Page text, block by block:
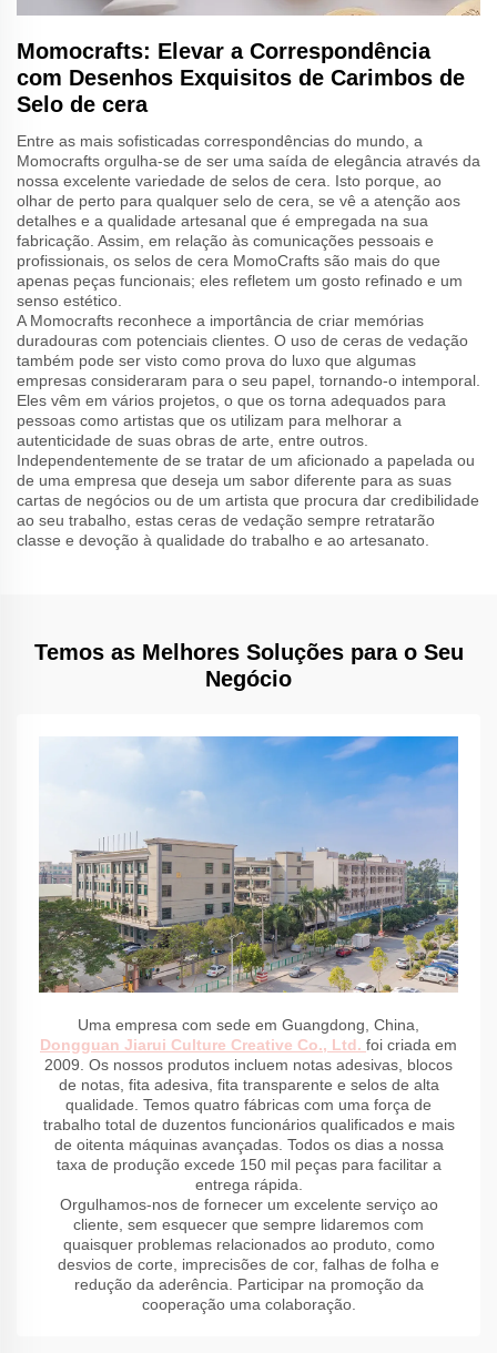
Momocrafts: Elevar a Correspondência
com Desenhos Exquisitos de Carimbos de
Selo de cera
Entre as mais sofisticadas correspondências do mundo, a
Momocrafts orgulha-se de ser uma saída de elegância através da
nossa excelente variedade de selos de cera. Isto porque, ao
olhar de perto para qualquer selo de cera, se vê a atenção aos
detalhes e a qualidade artesanal que é empregada na sua
fabricação. Assim, em relação às comunicações pessoais e
profissionais, os selos de cera MomoCrafts são mais do que
apenas peças funcionais; eles refletem um gosto refinado e um
senso estético.
A Momocrafts reconhece a importância de criar memórias
duradouras com potenciais clientes. O uso de ceras de vedação
também pode ser visto como prova do luxo que algumas
empresas consideraram para o seu papel, tornando-o intemporal.
Eles vêm em vários projetos, o que os torna adequados para
pessoas como artistas que os utilizam para melhorar a
autenticidade de suas obras de arte, entre outros.
Independentemente de se tratar de um aficionado a papelada ou
de uma empresa que deseja um sabor diferente para as suas
cartas de negócios ou de um artista que procura dar credibilidade
ao seu trabalho, estas ceras de vedação sempre retratarão
classe e devoção à qualidade do trabalho e ao artesanato.
Temos as Melhores Soluções para o Seu
Negócio
Uma empresa com sede em Guangdong, China,
Dongguan Jiarui Culture Creative Co., Ltd. foi criada em
2009. Os nossos produtos incluem notas adesivas, blocos
de notas, fita adesiva, fita transparente e selos de alta
qualidade. Temos quatro fábricas com uma força de
trabalho total de duzentos funcionários qualificados e mais
de oitenta máquinas avançadas. Todos os dias a nossa
taxa de produção excede 150 mil peças para facilitar a
entrega rápida.
Orgulhamos-nos de fornecer um excelente serviço ao
cliente, sem esquecer que sempre lidaremos com
quaisquer problemas relacionados ao produto, como
desvios de corte, imprecisões de cor, falhas de folha e
redução da aderência. Participar na promoção da
cooperação uma colaboração.